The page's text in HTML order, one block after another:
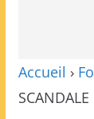
Accueil ›